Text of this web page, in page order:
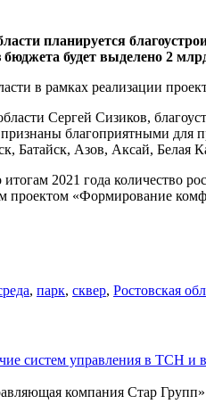
планируется
бюджета будет выделено 2
в рамках реализации
Сергей Сизиков,
благоприятными для
Батайск, Азов, Аксай, Белая
итогам 2021 года количество
проектом «Формирование
, парк, сквер, Ростовская
систем управления в ТСН и
компания Стар Групп»